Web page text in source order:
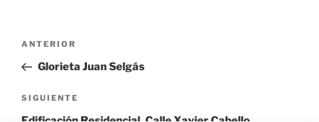
Navegación
entradas
Entrada
anterior:
ANTERIOR
Glorieta Juan Selgás
Siguiente
entrada
SIGUIENTE